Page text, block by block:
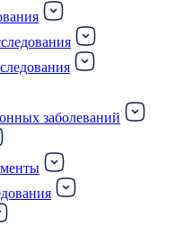
заболеваний